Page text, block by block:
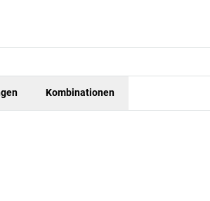
Kombinationen